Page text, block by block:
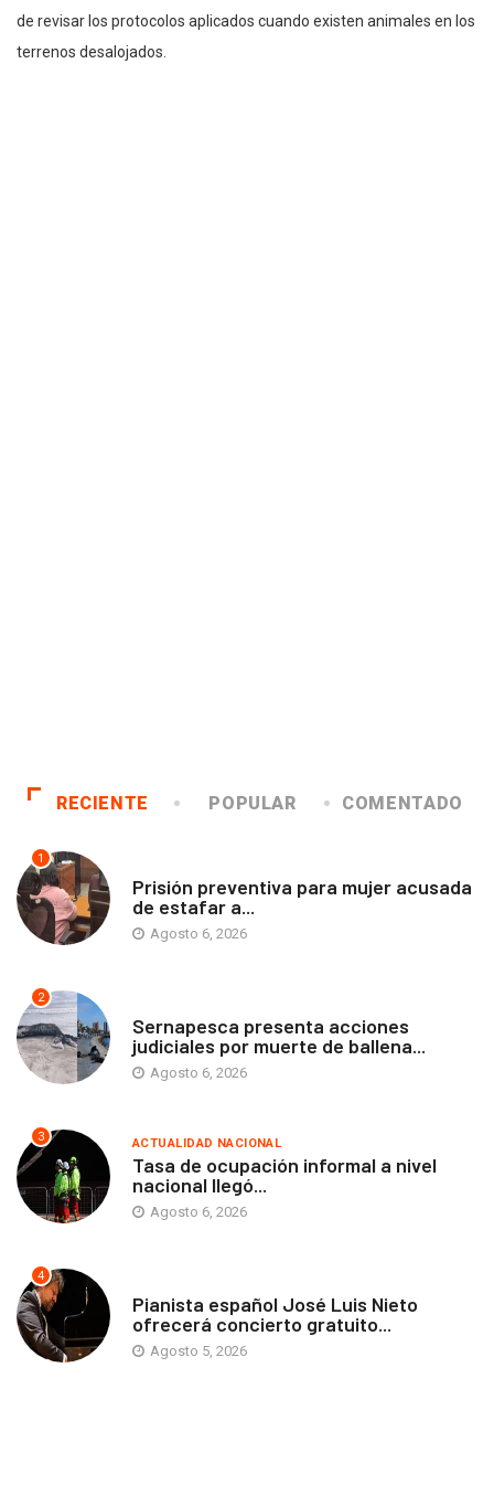
de revisar los protocolos aplicados cuando existen animales en los
terrenos desalojados.
RECIENTE POPULAR COMENTADO
1
Prisión preventiva para mujer acusada
de estafar a...
Agosto 6, 2026
2
Sernapesca presenta acciones
judiciales por muerte de ballena...
Agosto 6, 2026
3 ACTUALIDAD NACIONAL
Tasa de ocupación informal a nivel
nacional llegó...
Agosto 6, 2026
4
Pianista español José Luis Nieto
ofrecerá concierto gratuito...
Agosto 5, 2026